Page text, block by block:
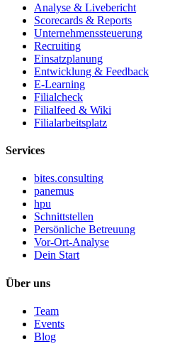
Analyse & Livebericht
Scorecards & Reports
Unternehmenssteuerung
Recruiting
Einsatzplanung
Entwicklung & Feedback
E-Learning
Filialcheck
Filialfeed & Wiki
Filialarbeitsplatz
Services
bites.consulting
panemus
hpu
Schnittstellen
Persönliche Betreuung
Vor-Ort-Analyse
Dein Start
Über uns
Team
Events
Blog